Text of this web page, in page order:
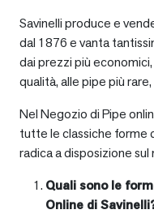
Savinelli produce e
dal 1876 e vanta
dai prezzi più
qualità, alle pipe più
Nel Negozio di Pipe
tutte le classiche forme
radica a disposizione
Quali sono le
Online di